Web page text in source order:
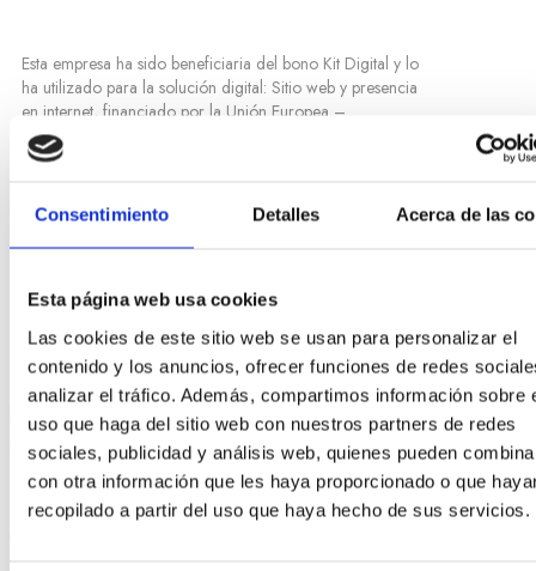
Consentimiento Detalles Acerca de las
Esta página web usa cookies
Las cookies de este sitio web se usan para personalizar el
contenido y los anuncios, ofrecer funciones de redes
analizar el tráfico. Además, compartimos información sobre
uso que haga del sitio web con nuestros partners de redes
sociales, publicidad y análisis web, quienes pueden
con otra información que les haya proporcionado o que
recopilado a partir del uso que haya hecho de sus servicios.
Esta empresa ha sido beneficiaria del bono Kit Digital y lo
ha utilizado para la solución digital: Sitio web y presencia
en internet, financiado por la Unión Europea –
NextGeneration EU
por
Estudio Numérico
Estás viendo:Anillo Rafael Torres con esmeralda y
diamantes en oro blanco 7.600,00 €
Añadir al carrito
Sign in